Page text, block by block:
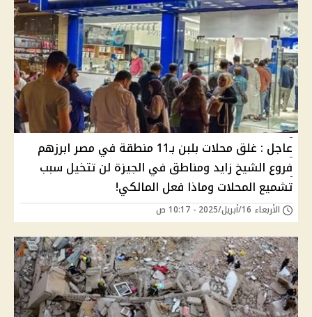
عاجل : غلق محلات بلبن بـ11 منطقة في مصر ابرزهم
فروع الشيخ زايد ومناطق في الجيزة لن تتخيل سبب
تشميع المحلات وماذا فعل المالكي!
الأربعاء 16/أبريل/2025 - 10:17 ص